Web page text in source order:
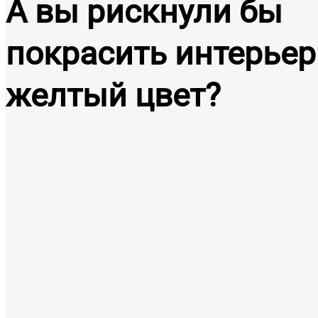
А вы рискнули бы
покрасить
желтый цвет?